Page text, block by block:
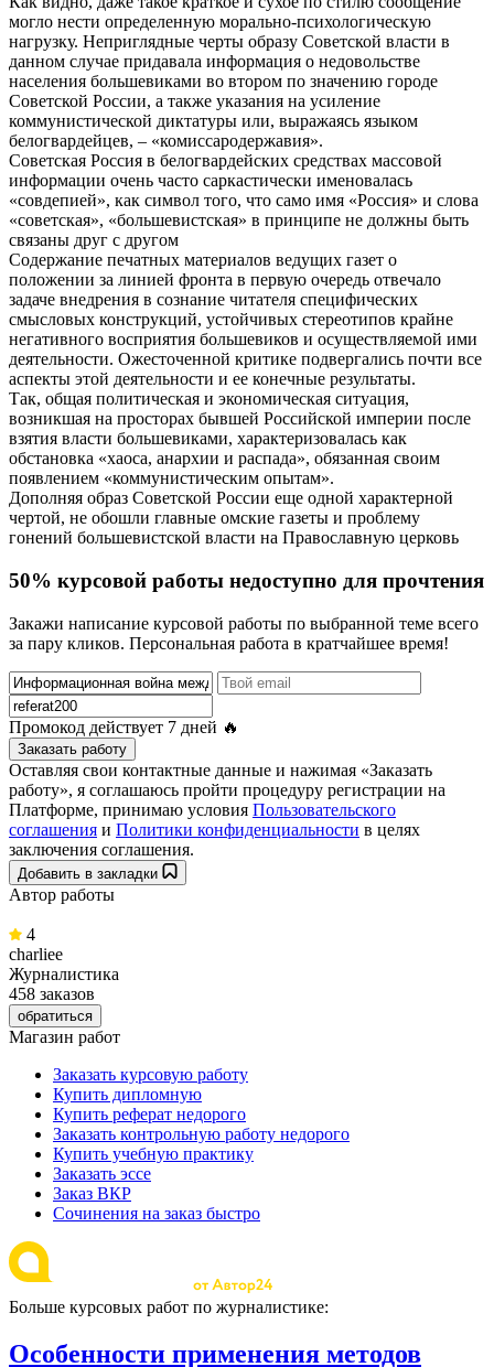
могло нести определенную морально-психологическую
нагрузку. Неприглядные черты образу Советской власти в
данном случае придавала информация о недовольстве
населения большевиками во втором по значению городе
Советской России, а также указания на усиление
коммунистической диктатуры или, выражаясь языком
белогвардейцев, – «комиссародержавия».
Советская Россия в белогвардейских средствах массовой
информации очень часто саркастически именовалась
«совдепией», как символ того, что само имя «Россия» и слова
«советская», «большевистская» в принципе не должны быть
связаны друг с другом
Содержание печатных материалов ведущих газет о
положении за линией фронта в первую очередь отвечало
задаче внедрения в сознание читателя специфических
смысловых конструкций, устойчивых стереотипов крайне
негативного восприятия большевиков и осуществляемой ими
деятельности. Ожесточенной критике подвергались почти все
аспекты этой деятельности и ее конечные результаты.
Так, общая политическая и экономическая ситуация,
возникшая на просторах бывшей Российской империи после
взятия власти большевиками, характеризовалась как
обстановка «хаоса, анархии и распада», обязанная своим
появлением «коммунистическим опытам».
Дополняя образ Советской России еще одной характерной
чертой, не обошли главные омские газеты и проблему
гонений большевистской власти на Православную церковь
50% курсовой работы недоступно для прочтения
Закажи написание курсовой работы по выбранной теме всего
за пару кликов. Персональная работа в кратчайшее время!
Промокод действует 7 дней 🔥
Заказать работу
Оставляя свои контактные данные и нажимая «Заказать
работу», я соглашаюсь пройти процедуру регистрации на
Платформе, принимаю условия Пользовательского
соглашения и Политики конфиденциальности в целях
заключения соглашения.
Добавить в закладки
Автор работы
4
charliee
Журналистика
458 заказов
обратиться
Магазин работ
Заказать курсовую работу
Купить дипломную
Купить реферат недорого
Заказать контрольную работу недорого
Купить учебную практику
Заказать эссе
Заказ ВКР
Сочинения на заказ быстро
Больше курсовых работ по журналистике:
Особенности применения методов